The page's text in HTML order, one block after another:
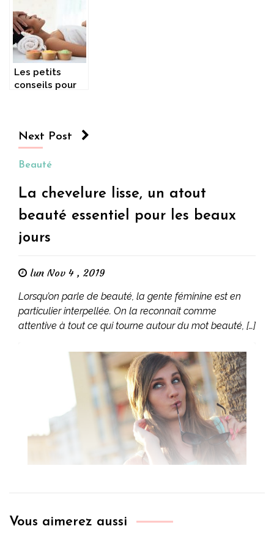
Les petits
conseils pour
Next Post
Beauté
La chevelure lisse, un atout
beauté essentiel pour les beaux
jours
lun Nov 4 , 2019
Lorsqu’on parle de beauté, la gente féminine est en
particulier interpellée. On la reconnait comme
attentive à tout ce qui tourne autour du mot beauté, […]
Vous aimerez aussi